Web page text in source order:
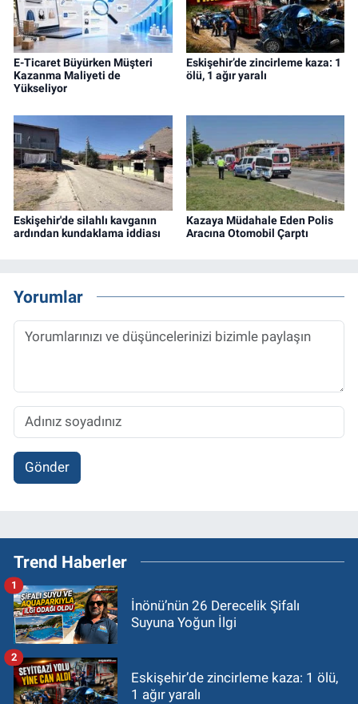
E-Ticaret Büyürken Müşteri
Kazanma Maliyeti de
Yükseliyor
Eskişehir’de zincirleme kaza: 1
ölü, 1 ağır yaralı
Eskişehir'de silahlı kavganın
ardından kundaklama iddiası
Kazaya Müdahale Eden Polis
Aracına Otomobil Çarptı
Yorumlar
Gönder
Trend Haberler
İnönü’nün 26 Derecelik Şifalı
Suyuna Yoğun İlgi
1
Eskişehir’de zincirleme kaza: 1 ölü,
1 ağır yaralı
2